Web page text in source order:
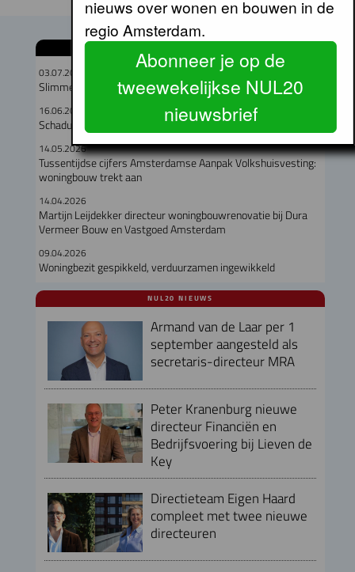
03.07.2026
Slimme ramen houden woningen tot 5 graden koeler
16.06.2026
Schaduw in de stad is schaars en ongelijk verdeeld
14.05.2026
Tussentijdse cijfers Amsterdamse Aanpak Volkshuisvesting:
woningbouw trekt aan
14.04.2026
Martijn Leijdekker directeur woningbouwrenovatie bij Dura
Vermeer Bouw en Vastgoed Amsterdam
09.04.2026
Woningbezit gespikkeld, verduurzamen ingewikkeld
NUL20 NIEUWS
Armand van de Laar per 1
september aangesteld als
secretaris-directeur MRA
Peter Kranenburg nieuwe
directeur Financiën en
Bedrijfsvoering bij Lieven de
Key
Directieteam Eigen Haard
compleet met twee nieuwe
directeuren
nieuws over wonen en bouwen in de
regio Amsterdam.
Abonneer je op de
tweewekelijkse NUL20
nieuwsbrief